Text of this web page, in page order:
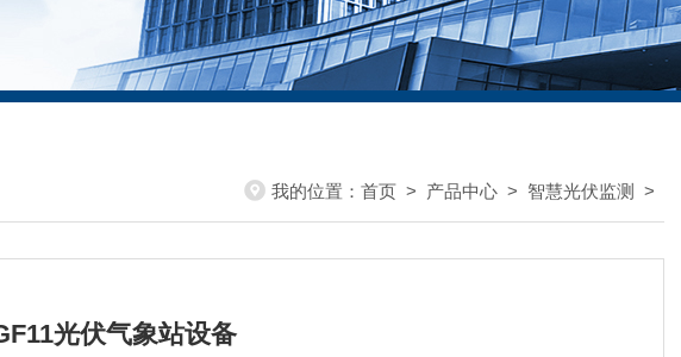
我的位置： 首页 > 产品中心 > 智慧光伏监测 >
光伏气象站设备